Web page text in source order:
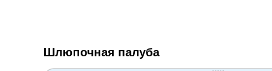
Шлюпочная палуба